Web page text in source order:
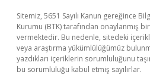
Sitemiz, 5651 Sayılı Kanun gereğince
Kurumu (BTK) tarafından onaylanmış
vermektedir. Bu nedenle, sitedeki
veya araştırma yükümlülüğümüz
yazdıkları içeriklerin sorumluluğunu
bu sorumluluğu kabul etmiş sayılırlar.